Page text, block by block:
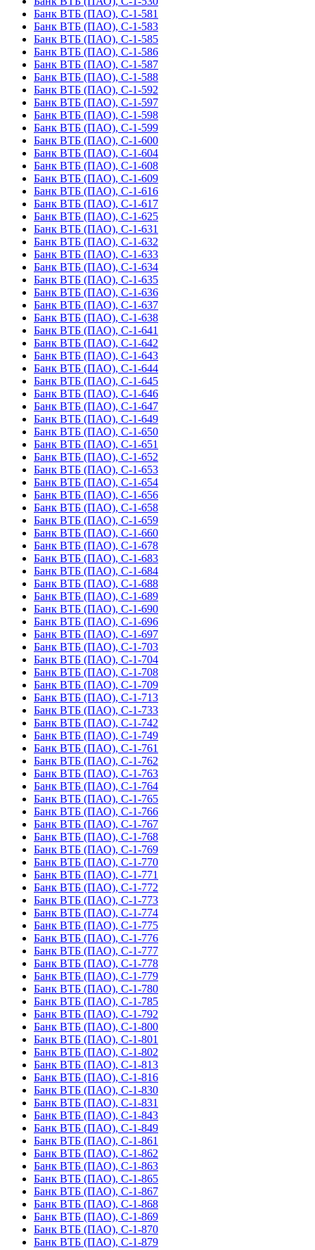
Банк ВТБ (ПАО), С-1-581
Банк ВТБ (ПАО), С-1-583
Банк ВТБ (ПАО), С-1-585
Банк ВТБ (ПАО), С-1-586
Банк ВТБ (ПАО), С-1-587
Банк ВТБ (ПАО), С-1-588
Банк ВТБ (ПАО), С-1-592
Банк ВТБ (ПАО), С-1-597
Банк ВТБ (ПАО), С-1-598
Банк ВТБ (ПАО), С-1-599
Банк ВТБ (ПАО), С-1-600
Банк ВТБ (ПАО), С-1-604
Банк ВТБ (ПАО), С-1-608
Банк ВТБ (ПАО), С-1-609
Банк ВТБ (ПАО), С-1-616
Банк ВТБ (ПАО), С-1-617
Банк ВТБ (ПАО), С-1-625
Банк ВТБ (ПАО), С-1-631
Банк ВТБ (ПАО), С-1-632
Банк ВТБ (ПАО), С-1-633
Банк ВТБ (ПАО), С-1-634
Банк ВТБ (ПАО), С-1-635
Банк ВТБ (ПАО), С-1-636
Банк ВТБ (ПАО), С-1-637
Банк ВТБ (ПАО), С-1-638
Банк ВТБ (ПАО), С-1-641
Банк ВТБ (ПАО), С-1-642
Банк ВТБ (ПАО), С-1-643
Банк ВТБ (ПАО), С-1-644
Банк ВТБ (ПАО), С-1-645
Банк ВТБ (ПАО), С-1-646
Банк ВТБ (ПАО), С-1-647
Банк ВТБ (ПАО), С-1-649
Банк ВТБ (ПАО), С-1-650
Банк ВТБ (ПАО), С-1-651
Банк ВТБ (ПАО), С-1-652
Банк ВТБ (ПАО), С-1-653
Банк ВТБ (ПАО), С-1-654
Банк ВТБ (ПАО), С-1-656
Банк ВТБ (ПАО), С-1-658
Банк ВТБ (ПАО), С-1-659
Банк ВТБ (ПАО), С-1-660
Банк ВТБ (ПАО), С-1-678
Банк ВТБ (ПАО), С-1-683
Банк ВТБ (ПАО), С-1-684
Банк ВТБ (ПАО), С-1-688
Банк ВТБ (ПАО), С-1-689
Банк ВТБ (ПАО), С-1-690
Банк ВТБ (ПАО), С-1-696
Банк ВТБ (ПАО), С-1-697
Банк ВТБ (ПАО), С-1-703
Банк ВТБ (ПАО), С-1-704
Банк ВТБ (ПАО), С-1-708
Банк ВТБ (ПАО), С-1-709
Банк ВТБ (ПАО), С-1-713
Банк ВТБ (ПАО), С-1-733
Банк ВТБ (ПАО), С-1-742
Банк ВТБ (ПАО), С-1-749
Банк ВТБ (ПАО), С-1-761
Банк ВТБ (ПАО), С-1-762
Банк ВТБ (ПАО), С-1-763
Банк ВТБ (ПАО), С-1-764
Банк ВТБ (ПАО), С-1-765
Банк ВТБ (ПАО), С-1-766
Банк ВТБ (ПАО), С-1-767
Банк ВТБ (ПАО), С-1-768
Банк ВТБ (ПАО), С-1-769
Банк ВТБ (ПАО), С-1-770
Банк ВТБ (ПАО), С-1-771
Банк ВТБ (ПАО), С-1-772
Банк ВТБ (ПАО), С-1-773
Банк ВТБ (ПАО), С-1-774
Банк ВТБ (ПАО), С-1-775
Банк ВТБ (ПАО), С-1-776
Банк ВТБ (ПАО), С-1-777
Банк ВТБ (ПАО), С-1-778
Банк ВТБ (ПАО), С-1-779
Банк ВТБ (ПАО), С-1-780
Банк ВТБ (ПАО), С-1-785
Банк ВТБ (ПАО), С-1-792
Банк ВТБ (ПАО), С-1-800
Банк ВТБ (ПАО), С-1-801
Банк ВТБ (ПАО), С-1-802
Банк ВТБ (ПАО), С-1-813
Банк ВТБ (ПАО), С-1-816
Банк ВТБ (ПАО), С-1-830
Банк ВТБ (ПАО), С-1-831
Банк ВТБ (ПАО), С-1-843
Банк ВТБ (ПАО), С-1-849
Банк ВТБ (ПАО), С-1-861
Банк ВТБ (ПАО), С-1-862
Банк ВТБ (ПАО), С-1-863
Банк ВТБ (ПАО), С-1-865
Банк ВТБ (ПАО), С-1-867
Банк ВТБ (ПАО), С-1-868
Банк ВТБ (ПАО), С-1-869
Банк ВТБ (ПАО), С-1-870
Банк ВТБ (ПАО), С-1-879